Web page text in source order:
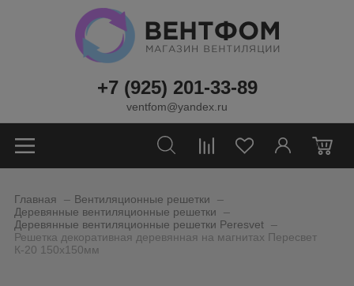
+7 (925) 201-33-89
ventfom@yandex.ru
0
Главная Вентиляционные решетки
Деревянные вентиляционные решетки
Деревянные вентиляционные решетки Peresvet
Решетка декоративная деревянная на магнитах Пересвет
К-20 150х150мм